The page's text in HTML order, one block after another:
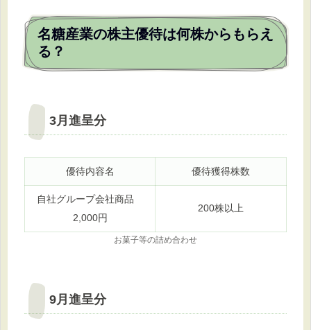
名糖産業の株主優待は何株からもらえ
る？
3月進呈分
優待内容名 優待獲得株数
自社グループ会社商品
2,000円
200株以上
お菓子等の詰め合わせ
9月進呈分